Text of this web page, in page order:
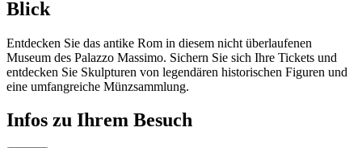
Blick
Entdecken Sie das antike Rom in diesem nicht überlaufenen
Museum des Palazzo Massimo. Sichern Sie sich Ihre Tickets und
entdecken Sie Skulpturen von legendären historischen Figuren und
eine umfangreiche Münzsammlung.
Infos zu Ihrem Besuch